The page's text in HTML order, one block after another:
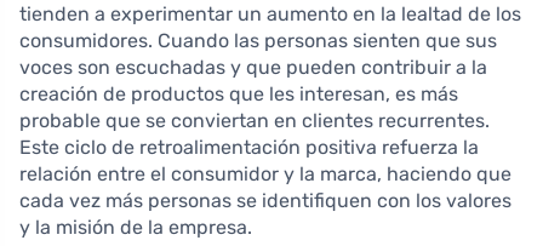
tienden a experimentar un aumento en la lealtad de los
consumidores. Cuando las personas sienten que sus
voces son escuchadas y que pueden contribuir a la
creación de productos que les interesan, es más
probable que se conviertan en clientes recurrentes.
Este ciclo de retroalimentación positiva refuerza la
relación entre el consumidor y la marca, haciendo que
cada vez más personas se identifiquen con los valores
y la misión de la empresa.